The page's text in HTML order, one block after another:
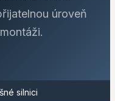
úroveň
silnici